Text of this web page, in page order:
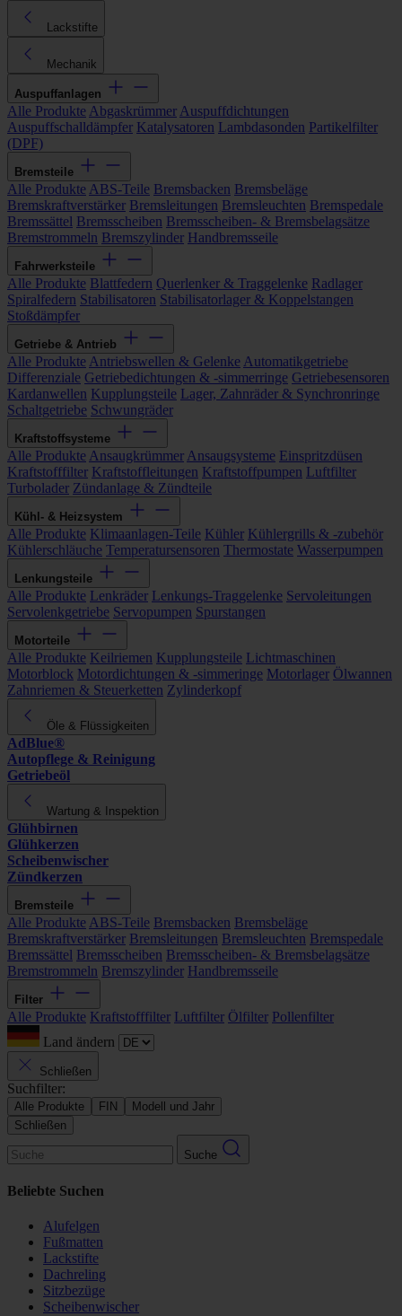
Lackstifte
Mechanik
Auspuffanlagen
Alle Produkte Abgaskrümmer Auspuffdichtungen
Auspuffschalldämpfer Katalysatoren Lambdasonden Partikelfilter
(DPF)
Bremsteile
Alle Produkte ABS-Teile Bremsbacken Bremsbeläge
Bremskraftverstärker Bremsleitungen Bremsleuchten Bremspedale
Bremssättel Bremsscheiben Bremsscheiben- & Bremsbelagsätze
Bremstrommeln Bremszylinder Handbremsseile
Fahrwerksteile
Alle Produkte Blattfedern Querlenker & Traggelenke Radlager
Spiralfedern Stabilisatoren Stabilisatorlager & Koppelstangen
Stoßdämpfer
Getriebe & Antrieb
Alle Produkte Antriebswellen & Gelenke Automatikgetriebe
Differenziale Getriebedichtungen & -simmerringe Getriebesensoren
Kardanwellen Kupplungsteile Lager, Zahnräder & Synchronringe
Schaltgetriebe Schwungräder
Kraftstoffsysteme
Alle Produkte Ansaugkrümmer Ansaugsysteme Einspritzdüsen
Kraftstofffilter Kraftstoffleitungen Kraftstoffpumpen Luftfilter
Turbolader Zündanlage & Zündteile
Kühl- & Heizsystem
Alle Produkte Klimaanlagen-Teile Kühler Kühlergrills & -zubehör
Kühlerschläuche Temperatursensoren Thermostate Wasserpumpen
Lenkungsteile
Alle Produkte Lenkräder Lenkungs-Traggelenke Servoleitungen
Servolenkgetriebe Servopumpen Spurstangen
Motorteile
Alle Produkte Keilriemen Kupplungsteile Lichtmaschinen
Motorblock Motordichtungen & -simmeringe Motorlager Ölwannen
Zahnriemen & Steuerketten Zylinderkopf
Öle & Flüssigkeiten
AdBlue®
Autopflege & Reinigung
Getriebeöl
Wartung & Inspektion
Glühbirnen
Glühkerzen
Scheibenwischer
Zündkerzen
Bremsteile
Alle Produkte ABS-Teile Bremsbacken Bremsbeläge
Bremskraftverstärker Bremsleitungen Bremsleuchten Bremspedale
Bremssättel Bremsscheiben Bremsscheiben- & Bremsbelagsätze
Bremstrommeln Bremszylinder Handbremsseile
Filter
Alle Produkte Kraftstofffilter Luftfilter Ölfilter Pollenfilter
Land ändern
Schließen
Suchfilter:
Alle Produkte FIN
Modell und Jahr
Schließen
Suche
Beliebte Suchen
Alufelgen
Fußmatten
Lackstifte
Dachreling
Sitzbezüge
Scheibenwischer